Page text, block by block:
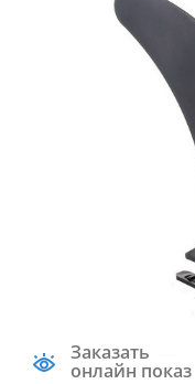
Заказать
онлайн показ